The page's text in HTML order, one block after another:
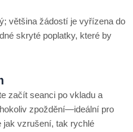
většina žádostí je vyřízena do
skryté poplatky, které by
začít seanci po vkladu a
zpoždění—ideální pro
jak vzrušení, tak rychlé